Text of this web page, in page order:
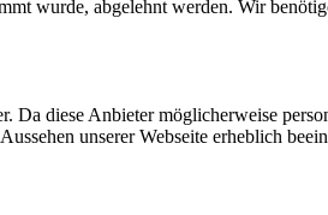
wurde, abgelehnt werden. Wir
diese Anbieter möglicherweise
unserer Webseite erheblich